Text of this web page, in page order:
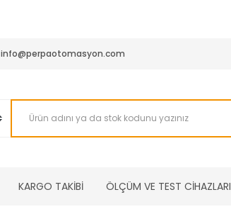
info@perpaotomasyon.com
KARGO TAKİBİ ÖLÇÜM VE TEST CİHAZLARI